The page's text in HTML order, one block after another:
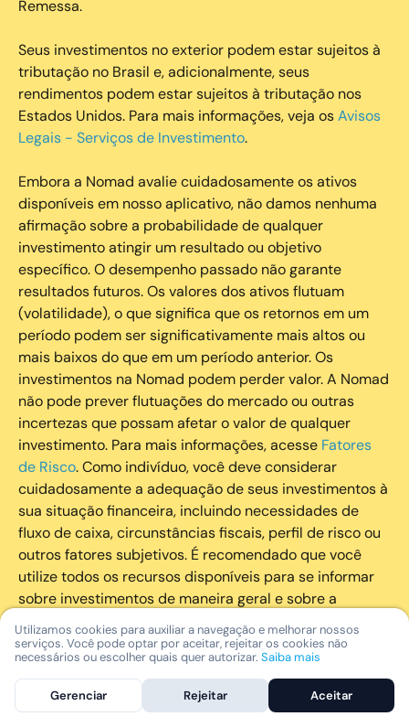
Remessa.
Seus investimentos no exterior podem estar sujeitos à
tributação no Brasil e, adicionalmente, seus
rendimentos podem estar sujeitos à tributação nos
Estados Unidos. Para mais informações, veja osAvisos
Legais - Serviços de Investimento.
Embora a Nomad avalie cuidadosamente os ativos
disponíveis em nosso aplicativo, não damos nenhuma
afirmação sobre a probabilidade de qualquer
investimento atingir um resultado ou objetivo
específico. O desempenho passado não garante
resultados futuros. Os valores dos ativos flutuam
(volatilidade), o que significa que os retornos em um
período podem ser significativamente mais altos ou
mais baixos do que em um período anterior. Os
investimentos na Nomad podem perder valor. A Nomad
não pode prever flutuações do mercado ou outras
incertezas que possam afetar o valor de qualquer
investimento. Para mais informações, acesse Fatores
de Risco. Como indivíduo, você deve considerar
cuidadosamente a adequação de seus investimentos à
sua situação financeira, incluindo necessidades de
fluxo de caixa, circunstâncias fiscais, perfil de risco ou
outros fatores subjetivos. É recomendado que você
utilize todos os recursos disponíveis para se informar
sobre investimentos de maneira geral e sobre a
composição geral de seu portfólio. Questões fiscais ou
legais relativas aos investimentos realizados através da
Nomad devem ser obtidas pelos próprios clientes. A
Nomad e suas afiliadas não fornecem nenhum tipo de
aconselhamento legal ou fiscal.
Utilizamos cookies para auxiliar a navegação e melhorar nossos
serviços. Você pode optar por aceitar, rejeitar os cookies não
necessários ou escolher quais quer autorizar. Saiba mais
Gerenciar Rejeitar Aceitar